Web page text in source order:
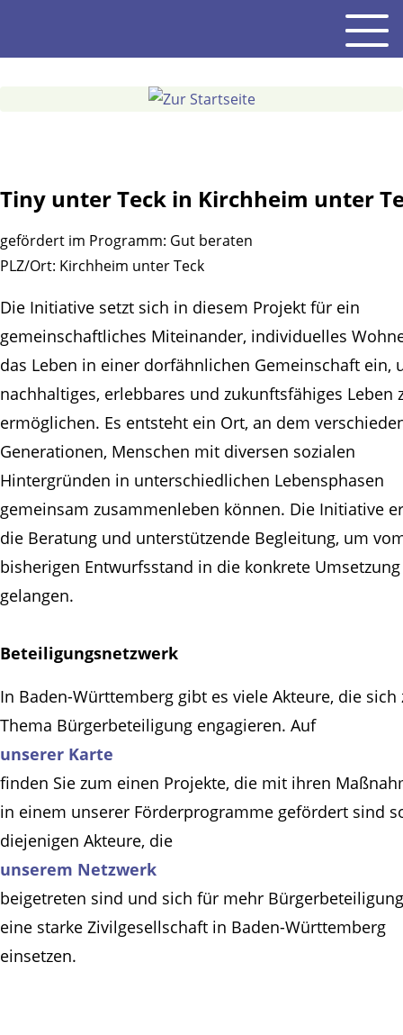
Inhalt
Tiny unter Teck in Kirchheim unter
gefördert im Programm: Gut beraten
PLZ/Ort: Kirchheim unter Teck
Die Initiative setzt sich in diesem Projekt für ein
gemeinschaftliches Miteinander, individuelles
das Leben in einer dorfähnlichen Gemeinschaft ein,
nachhaltiges, erlebbares und zukunftsfähiges Leben
ermöglichen. Es entsteht ein Ort, an dem
Generationen, Menschen mit diversen sozialen
Hintergründen in unterschiedlichen Lebensphasen
gemeinsam zusammenleben können. Die Initiative
die Beratung und unterstützende Begleitung, um
bisherigen Entwurfsstand in die konkrete
gelangen.
Beteiligungsnetzwerk
In Baden-Württemberg gibt es viele Akteure, die sich
Thema Bürgerbeteiligung engagieren. Auf
unserer Karte
finden Sie zum einen Projekte, die mit ihren
in einem unserer Förderprogramme gefördert sind
diejenigen Akteure, die
unserem Netzwerk
beigetreten sind und sich für mehr
eine starke Zivilgesellschaft in Baden-Württemberg
einsetzen.